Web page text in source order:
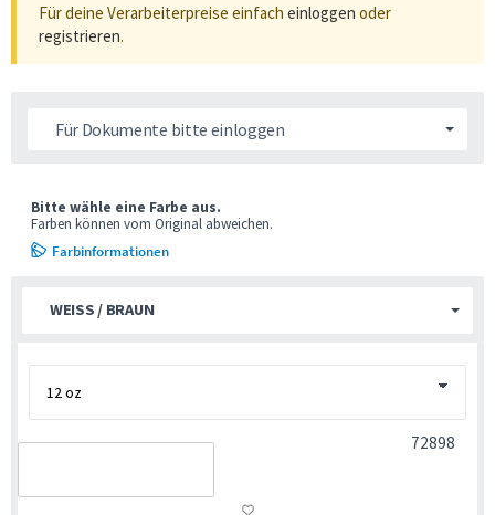
Für deine Verarbeiterpreise einfach einloggen oder
registrieren.
Für Dokumente bitte einloggen
WEISS / BRAUN
Bitte wähle eine Farbe aus.
Farben können vom Original abweichen.
Farbinformationen
72898